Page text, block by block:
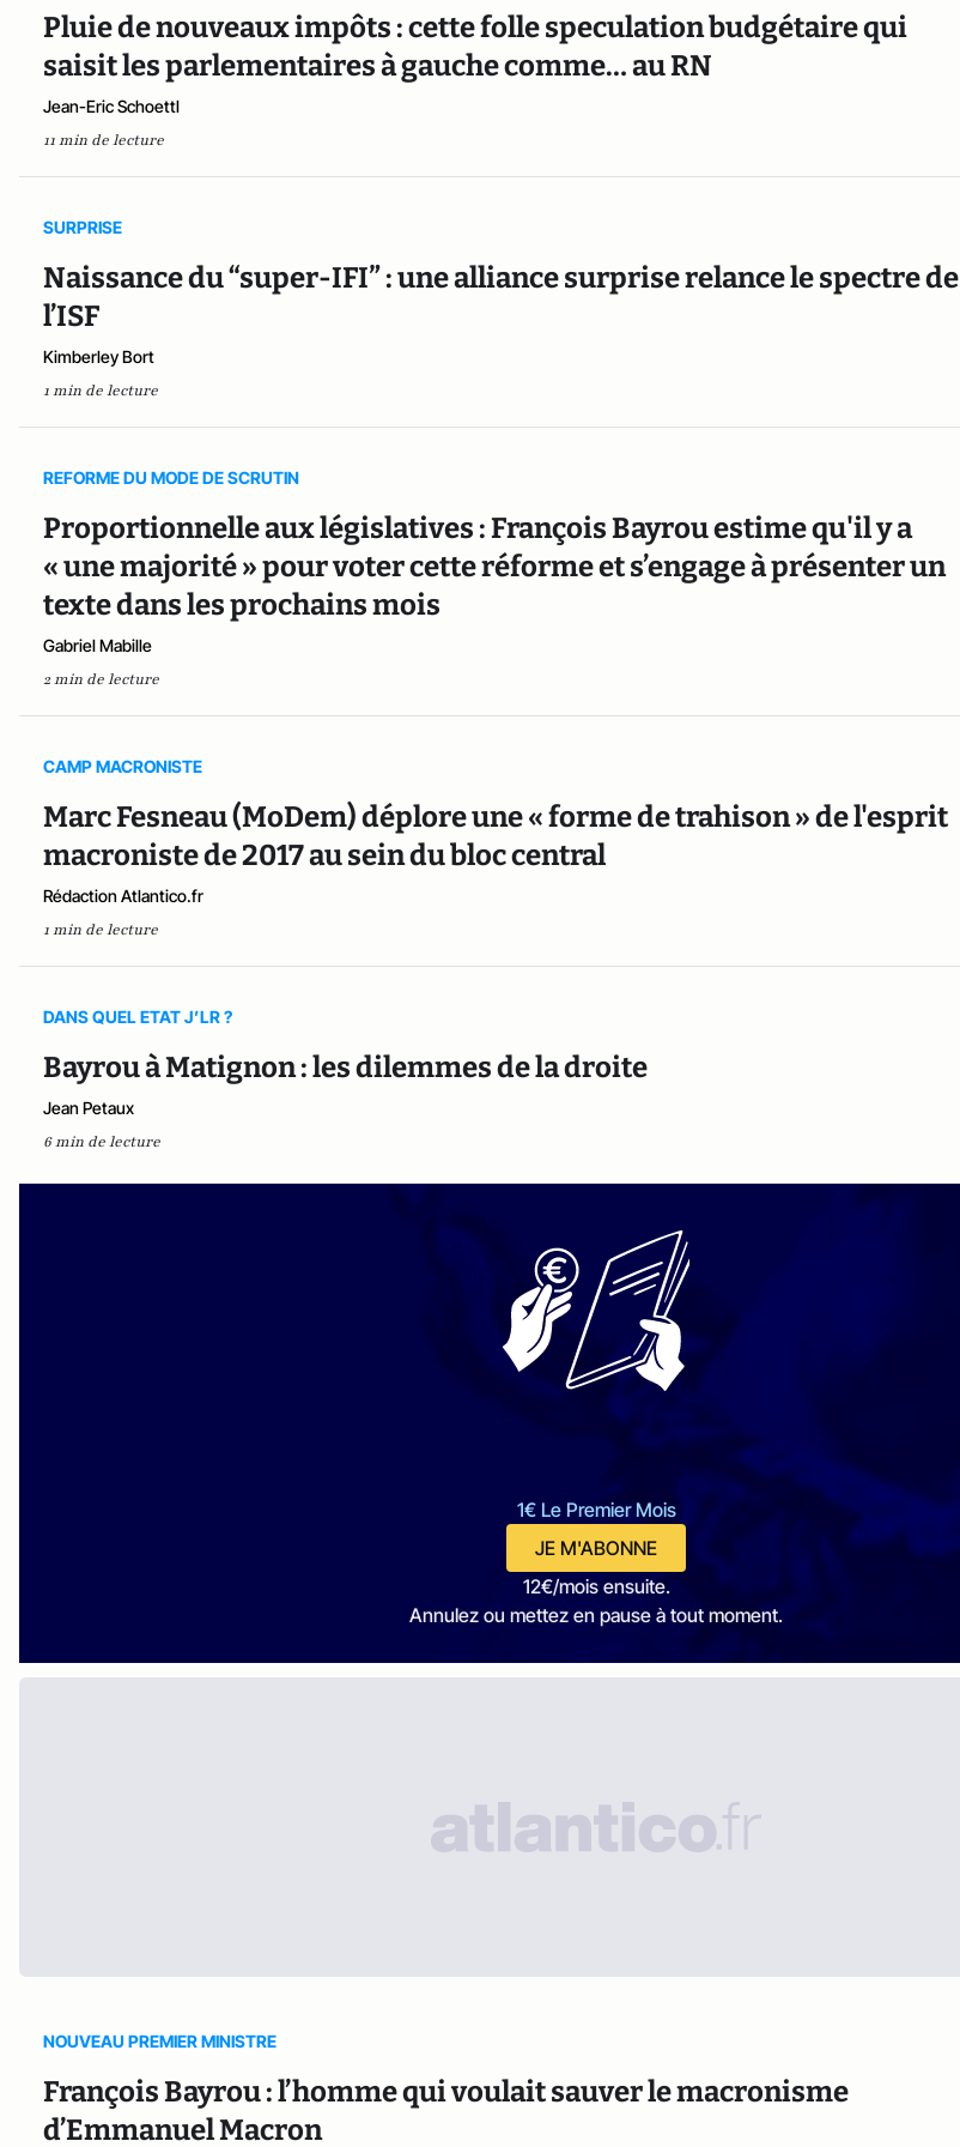
Pluie de nouveaux impôts : cette folle speculation budgétaire qui
saisit les parlementaires à gauche comme… au RN
Jean-Eric Schoettl
11 min de lecture
SURPRISE
Naissance du “super-IFI” : une alliance surprise relance le spectre de
l’ISF
Kimberley Bort
1 min de lecture
REFORME DU MODE DE SCRUTIN
Proportionnelle aux législatives : François Bayrou estime qu'il y a
« une majorité » pour voter cette réforme et s’engage à présenter un
texte dans les prochains mois
Gabriel Mabille
2 min de lecture
CAMP MACRONISTE
Marc Fesneau (MoDem) déplore une « forme de trahison » de l'esprit
macroniste de 2017 au sein du bloc central
Rédaction Atlantico.fr
1 min de lecture
DANS QUEL ETAT J’LR ?
Bayrou à Matignon : les dilemmes de la droite
Jean Petaux
6 min de lecture
1€ Le Premier Mois
JE M'ABONNE
12€/mois ensuite.
Annulez ou mettez en pause à tout moment.
NOUVEAU PREMIER MINISTRE
François Bayrou : l’homme qui voulait sauver le macronisme
d’Emmanuel Macron